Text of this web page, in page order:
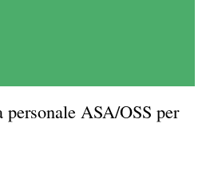
personale ASA/OSS per